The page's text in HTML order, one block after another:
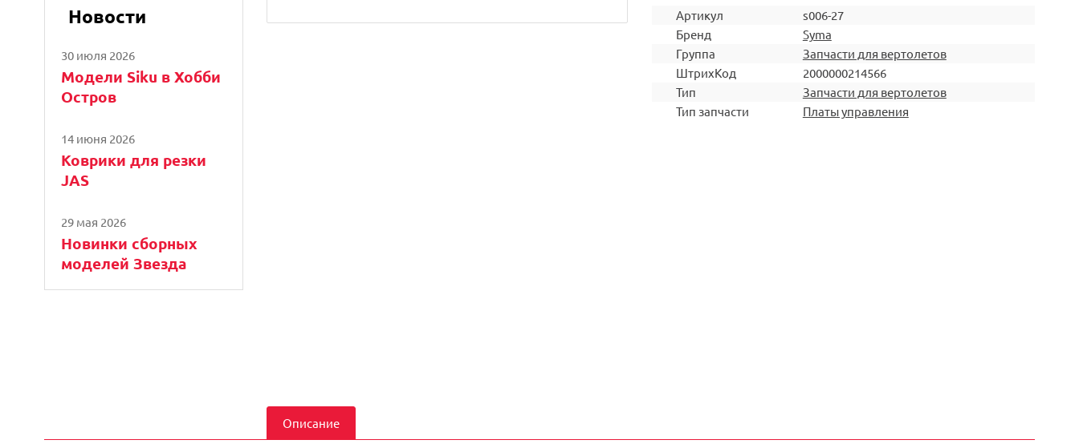
Новости
30 июля 2026
Модели Siku в Хобби
Остров
14 июня 2026
Коврики для резки
JAS
29 мая 2026
Новинки сборных
моделей Звезда
Артикул
s006-27
Бренд
Syma
Группа
Запчасти для вертолетов
ШтрихКод
2000000214566
Тип
Запчасти для вертолетов
Тип запчасти
Платы управления
Описание